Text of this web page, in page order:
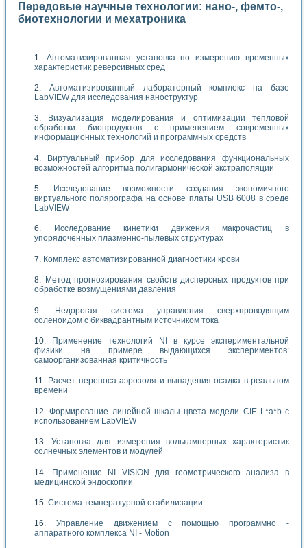
Передовые научные технологии: нано-, фемто-,
биотехнологии и мехатроника
Автоматизированная установка по измерению временных
характеристик реверсивных сред
Автоматизированный лабораторный комплекс на базе
LabVIEW для исследования наноструктур
Визуализация моделирования и оптимизации тепловой
обработки биопродуктов с применением современных
информационных технологий и программных средств
Виртуальный прибор для исследования функциональных
возможностей алгоритма полигармонической экстраполяции
Исследование возможности создания экономичного
виртуального полярографа на основе платы USB 6008 в среде
LabVIEW
Исследование кинетики движения макрочастиц в
упорядоченных плазменно-пылевых структурах
Комплекс автоматизированной диагностики крови
Метод прогнозирования свойств дисперсных продуктов при
обработке возмущениями давления
Недорогая система управления сверхпроводящим
соленоидом с биквадрантным источником тока
Применение технологий NI в курсе экспериментальной
физики на примере выдающихся экспериментов:
самоорганизованная критичность
Расчет переноса аэрозоля и выпадения осадка в реальном
времени
Формирование линейной шкалы цвета модели CIE L*a*b с
использованием LabVIEW
Установка для измерения вольтамперных характеристик
солнечных элементов и модулей
Применение NI VISION для геометрического анализа в
медицинской эндоскопии
Система температурной стабилизации
Управление движением с помощью программно -
аппаратного комплекса NI - Motion